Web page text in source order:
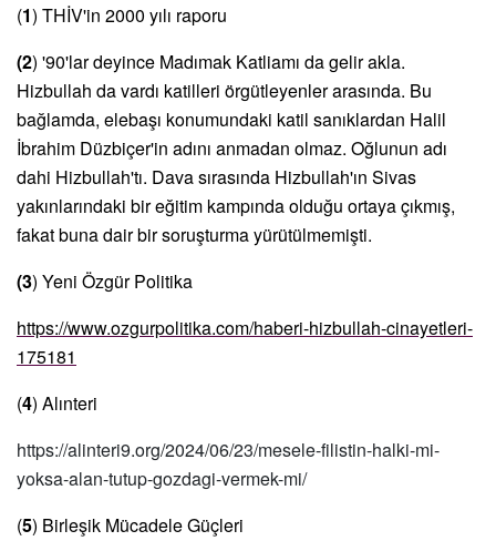
(1) THİV'in 2000 yılı raporu
(2) '90'lar deyince Madımak Katliamı da gelir akla.
Hizbullah da vardı katilleri örgütleyenler arasında. Bu
bağlamda, elebaşı konumundaki katil sanıklardan Halil
İbrahim Düzbiçer'in adını anmadan olmaz. Oğlunun adı
dahi Hizbullah'tı. Dava sırasında Hizbullah'ın Sivas
yakınlarındaki bir eğitim kampında olduğu ortaya çıkmış,
fakat buna dair bir soruşturma yürütülmemişti.
(3) Yeni Özgür Politika
https://www.ozgurpolitika.com/haberi-hizbullah-cinayetleri-
175181
(4) Alınteri
https://alinteri9.org/2024/06/23/mesele-filistin-halki-mi-
yoksa-alan-tutup-gozdagi-vermek-mi/
(5) Birleşik Mücadele Güçleri